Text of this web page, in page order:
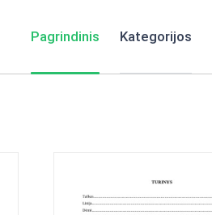
Pagrindinis Kategorijos